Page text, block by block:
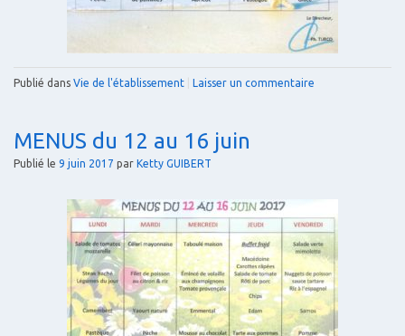
Publié dans Vie de l'établissement Laisser un commentaire
MENUS du 12 au 16 juin
Publié le 9 juin 2017 par Ketty GUIBERT